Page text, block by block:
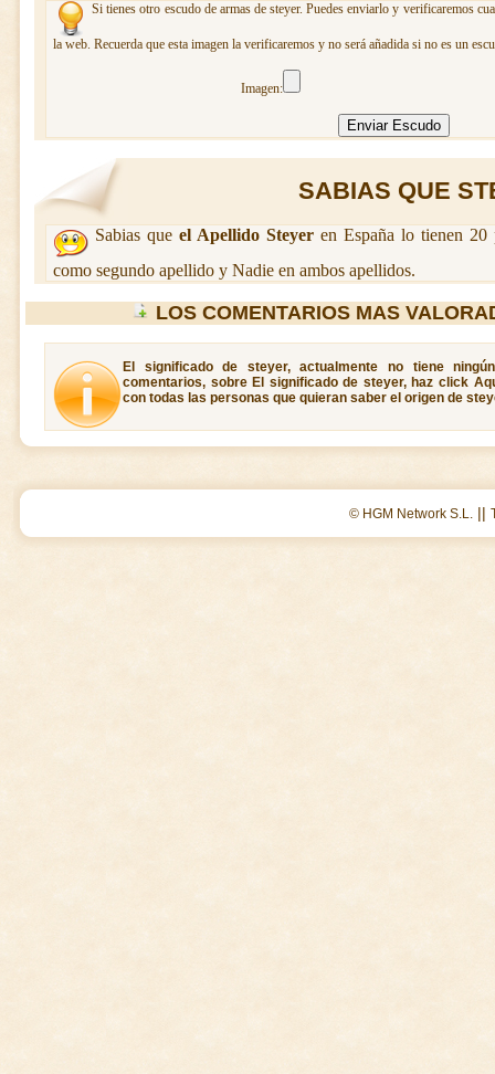
Si tienes otro escudo de armas de steyer. Puedes enviarlo y verificaremos
la web. Recuerda que esta imagen la verificaremos y no será añadida si no es un
Imagen:
SABIAS QUE
Sabias que el Apellido Steyer en España lo tienen 20
como segundo apellido y Nadie en ambos apellidos.
LOS COMENTARIOS MAS
El significado de steyer, actualmente no tiene
comentarios, sobre El significado de steyer, haz click
con todas las personas que quieran saber el origen de
© HGM Network S.L. ||